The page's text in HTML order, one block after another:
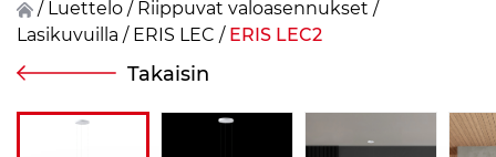
CZENDEFRFIN
/ Luettelo / Riippuvat valoasennukset /
Lasikuvuilla / ERIS LEC / ERIS LEC2
Takaisin